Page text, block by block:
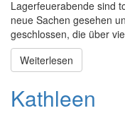
Lagerfeuerabende sind
neue Sachen gesehen
geschlossen, die über
Weiterlesen
Kathleen